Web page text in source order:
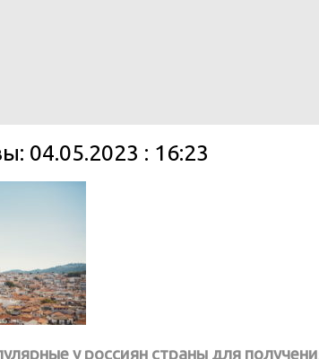
04.05.2023 : 16:23
у россиян страны для